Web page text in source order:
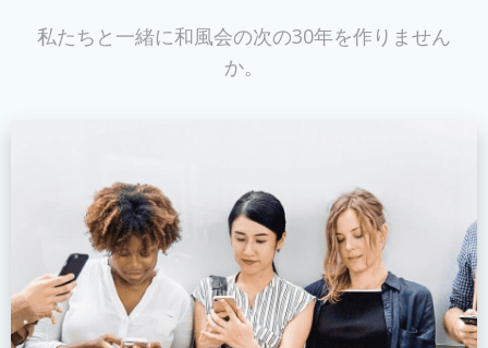
私たちと一緒に和風会の次の30年を作りません
か。